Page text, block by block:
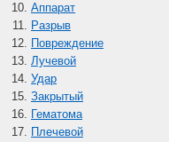
Аппарат
Разрыв
Повреждение
Лучевой
Удар
Закрытый
Гематома
Плечевой